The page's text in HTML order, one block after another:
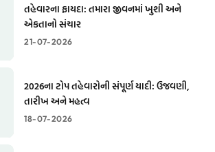
તહેવારના ફાયદા: તમારા જીવનમાં ખુશી અને
એકતાનો સંચાર
21-07-2026
2026ના ટોપ તહેવારોની સંપૂર્ણ યાદી: ઉજવણી,
તારીખ અને મહત્વ
18-07-2026